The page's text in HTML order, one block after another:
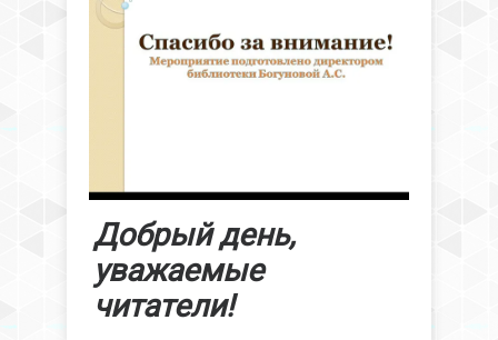
Добрый день,
уважаемые
читатели!